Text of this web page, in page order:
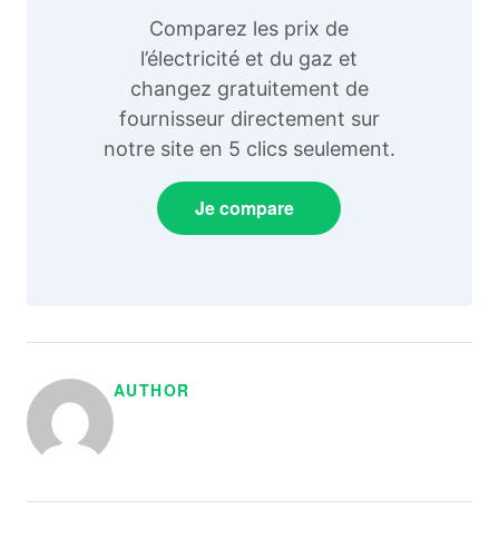
Comparez les prix de
l’électricité et du gaz et
changez gratuitement de
fournisseur directement sur
notre site en 5 clics seulement.
Je compare
AUTHOR